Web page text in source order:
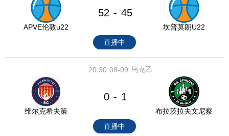
APVE伦敦u22
52 - 45
坎普莫朗U22
直播中
08-09
20:30 乌克乙
维尔克希夫策
0 - 1
布拉茨拉夫文尼察
直播中